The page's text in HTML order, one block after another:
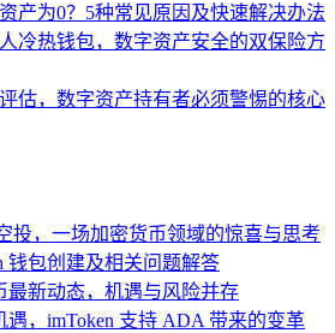
产为0？5种常见原因及快速解决办法
冷热钱包，数字资产安全的双保险方
估，数字资产持有者必须警惕的核心
投，一场加密货币领域的惊喜与思考
钱包创建及相关问题解答
最新动态，机遇与风险并存
，imToken 支持 ADA 带来的变革